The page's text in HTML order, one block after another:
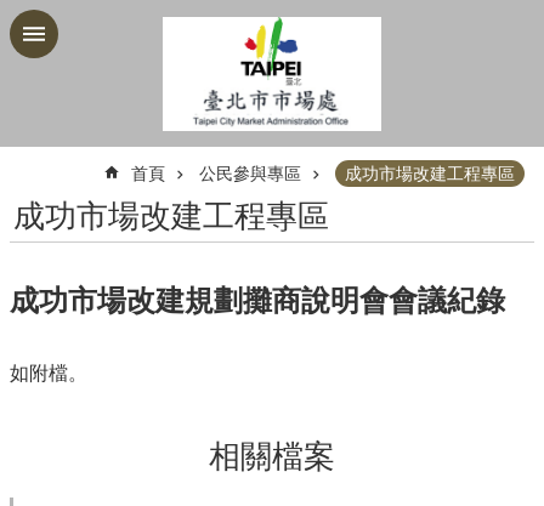
跳到主要內容區塊
首頁 公民參與專區 成功市場改建工程專區
成功市場改建工程專區
成功市場改建規劃攤商說明會會議紀錄
如附檔。
相關檔案